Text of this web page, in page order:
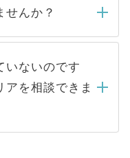
気のある医療機
募が殺到する場
に合った人材の
るケースが増え
内定をいただい
せん。内定先へ
ートナーが行い
せんか？
はありませんの
イトからの登録
の個人情報は、
よび転職活動の
す。お預かりし
はご本人の許可
いないのです
アを相談できま